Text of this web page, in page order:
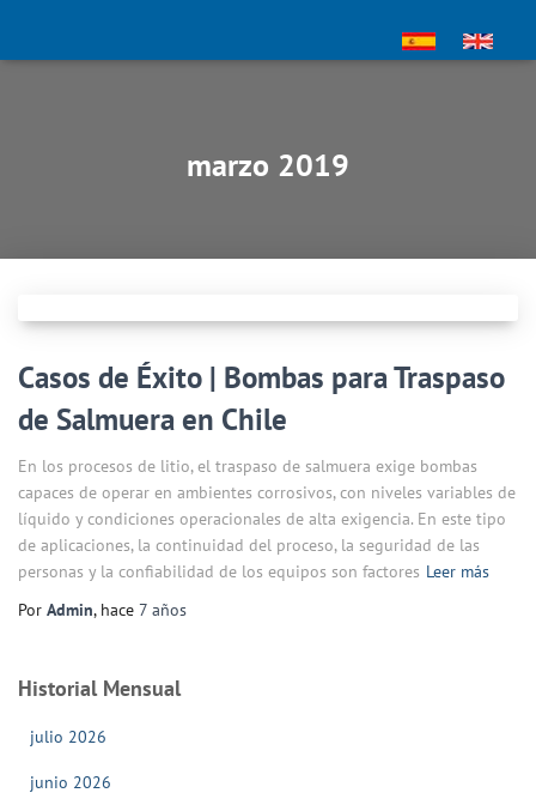
marzo 2019
Casos de Éxito | Bombas para Traspaso
de Salmuera en Chile
En los procesos de litio, el traspaso de salmuera exige bombas
capaces de operar en ambientes corrosivos, con niveles variables de
líquido y condiciones operacionales de alta exigencia. En este tipo
de aplicaciones, la continuidad del proceso, la seguridad de las
personas y la confiabilidad de los equipos son factores Leer más
Por Admin, hace 7 años
Historial Mensual
julio 2026
junio 2026